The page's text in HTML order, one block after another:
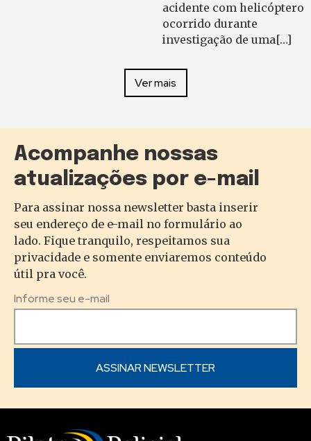
acidente com helicóptero
ocorrido durante
investigação de uma[…]
Ver mais
Acompanhe nossas
atualizações por e-mail
Para assinar nossa newsletter basta inserir
seu endereço de e-mail no formulário ao
lado. Fique tranquilo, respeitamos sua
privacidade e somente enviaremos conteúdo
útil pra você.
Informe seu e-mail